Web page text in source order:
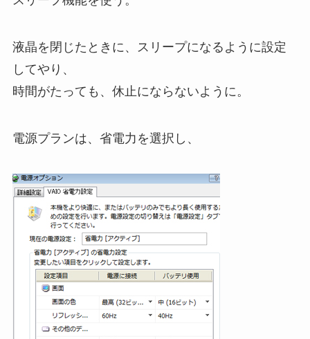
液晶を閉じたときに、スリープになるように設定
してやり、
時間がたっても、休止にならないように。
電源プランは、省電力を選択し、